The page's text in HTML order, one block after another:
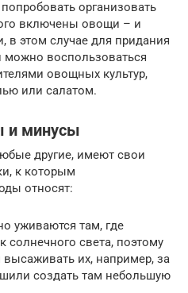
организовать
включены овощи – и
в этом случае для придания
можно воспользоваться
овощных культур,
или салатом.
и минусы
другие, имеют свои
к которым
относят:
уживаются там, где
солнечного света, поэтому
высаживать их, например, за
создать там небольшую